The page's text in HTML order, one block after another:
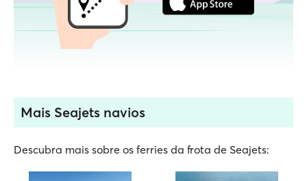
Mais Seajets navios
Descubra mais sobre os ferries da frota de Seajets: